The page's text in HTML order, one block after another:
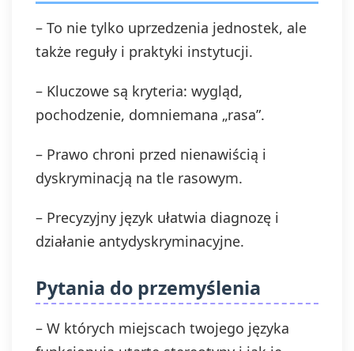
– To nie tylko uprzedzenia jednostek, ale
także reguły i praktyki instytucji.
– Kluczowe są kryteria: wygląd,
pochodzenie, domniemana „rasa”.
– Prawo chroni przed nienawiścią i
dyskryminacją na tle rasowym.
– Precyzyjny język ułatwia diagnozę i
działanie antydyskryminacyjne.
Pytania do przemyślenia
– W których miejscach twojego języka